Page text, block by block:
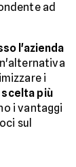
ad
l'azienda
i
scelta più
i vantaggi
sul